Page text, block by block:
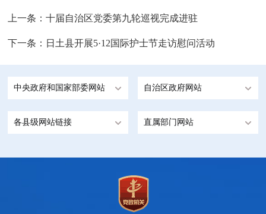
上一条：十届自治区党委第九轮巡视完成进驻
下一条： 日土县开展5·12国际护士节走访慰问活动
中央政府和国家部委网站 自治区政府网站
各县级网站链接 直属部门网站